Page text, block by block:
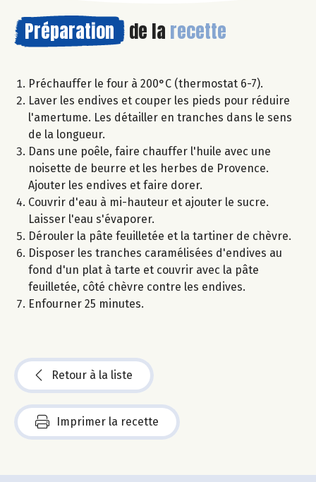
Préparation de la recette
Préchauffer le four à 200°C (thermostat 6-7).
Laver les endives et couper les pieds pour réduire
l'amertume. Les détailler en tranches dans le sens
de la longueur.
Dans une poêle, faire chauffer l'huile avec une
noisette de beurre et les herbes de Provence.
Ajouter les endives et faire dorer.
Couvrir d'eau à mi-hauteur et ajouter le sucre.
Laisser l'eau s'évaporer.
Dérouler la pâte feuilletée et la tartiner de chèvre.
Disposer les tranches caramélisées d'endives au
fond d'un plat à tarte et couvrir avec la pâte
feuilletée, côté chèvre contre les endives.
Enfourner 25 minutes.
Retour à la liste
Imprimer la recette